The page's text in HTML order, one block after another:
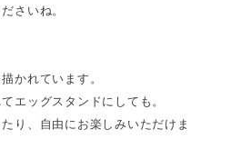
さいね。
かれています。
エッグスタンドにしても。
り、自由にお楽しみいただけま